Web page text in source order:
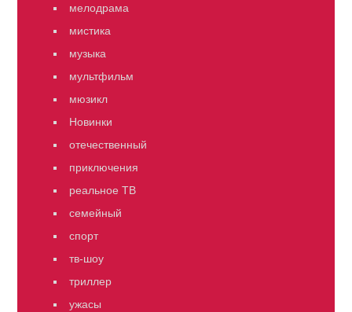
мелодрама
мистика
музыка
мультфильм
мюзикл
Новинки
отечественный
приключения
реальное ТВ
семейный
спорт
тв-шоу
триллер
ужасы